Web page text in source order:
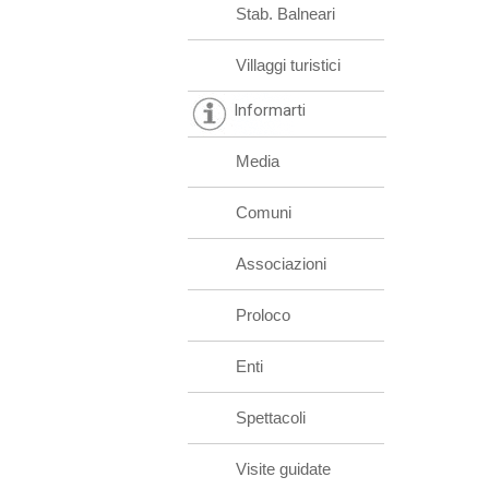
Stab. Balneari
Villaggi turistici
Informarti
Media
Comuni
Associazioni
Proloco
Enti
Spettacoli
Visite guidate